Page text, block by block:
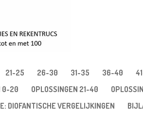
21-25 26-30 31-35 36-40
0-20 OPLOSSINGEN 21-40
DIOFANTISCHE VERGELIJKINGEN